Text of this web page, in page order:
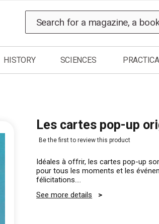
HISTORY SCIENCES
Les cartes pop-up
Be the first to review this product
Idéales à offrir, les cartes pop-up
pour tous les moments et les
félicitations....
See more details